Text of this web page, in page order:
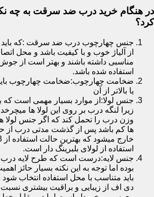
در هنگام خرید درب ضد سرقت به چه
کرد؟
جنس چهارچوب درب ضد سرقت :که باید
از آلیاژ خوب و با کیفیت باشد و محل
استفاده شده باشد.
یا بالاتر از آن
جنس لولا:از موارد بسیار مهمی است که
زیرا لنگه درب بر روی این لولا ها میچرخد
وزن درب را تحمل کند که اگر جنس لولا
ها کم باشد پس از گذشت مدتی درب از
استفاده از لولای بلبرینگ دار است.
جنس لایه:درست است که طرح لایه
بوده اما توجه به این نکته بسیار حائز
باید متناسب با محل استفاده انتخاب
دی اف از زیبایی و براقیت بیشتری